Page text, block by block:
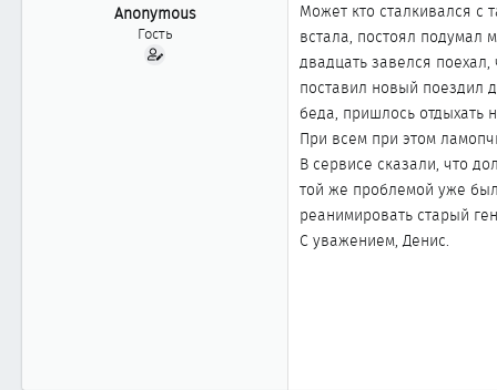
а
Anonymous
Гость
Может кто сталкивался с
встала, постоял подумал
двадцать завелся
поставил новый поездил
беда, пришлось отдыхать
При всем при этом
В сервисе сказали, что
той же проблемой уже
реанимировать старый
С уважением, Денис.